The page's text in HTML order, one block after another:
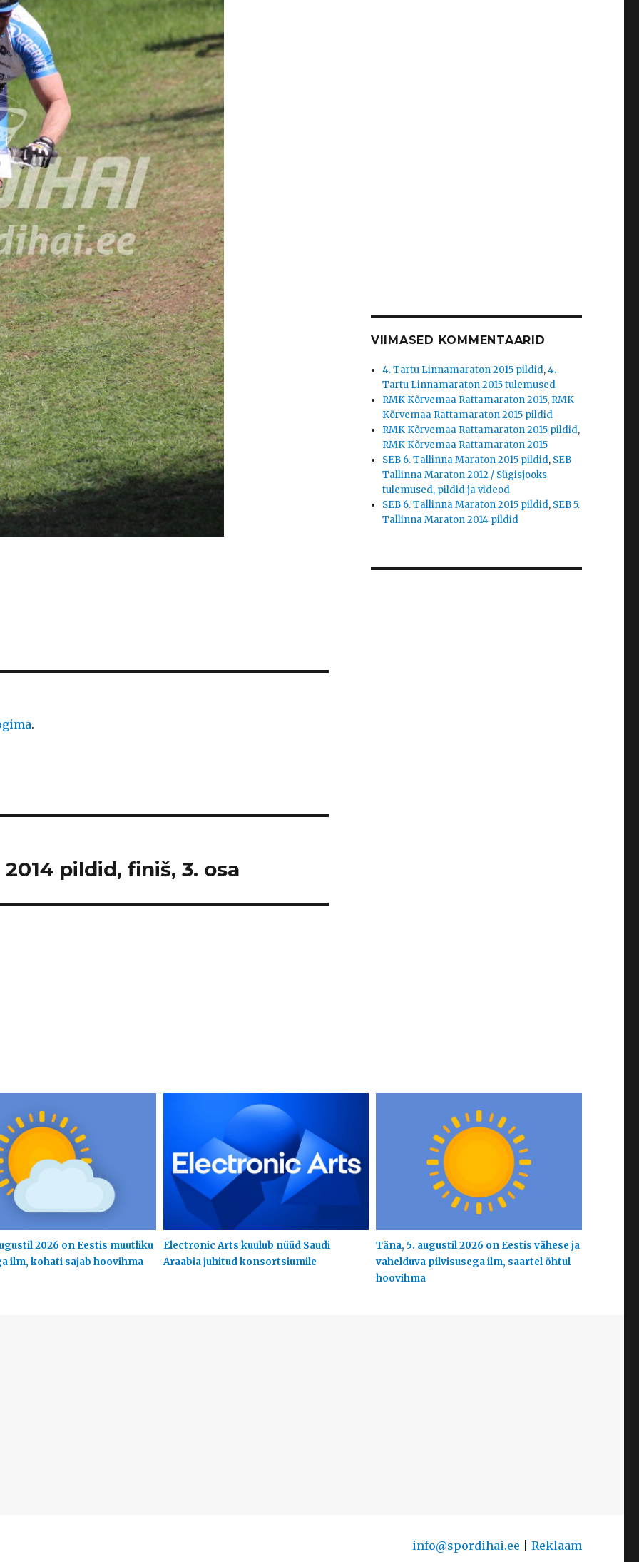
.
pildid, finiš, 3. osa
VIIMASED KOMMENTAARID
4. Tartu Linnamaraton 2015 pildid,4.
Tartu Linnamaraton 2015 tulemused
RMK Kõrvemaa Rattamaraton 2015, RMK
Kõrvemaa Rattamaraton 2015 pildid
RMK Kõrvemaa Rattamaraton 2015 pildid,
RMK Kõrvemaa Rattamaraton 2015
SEB 6. Tallinna Maraton 2015 pildid, SEB
Tallinna Maraton 2012 / Sügisjooks
tulemused, pildid ja videod
SEB 6. Tallinna Maraton 2015 pildid, SEB 5.
Tallinna Maraton 2014 pildid
2026 on Eestis muutliku
ilm, kohati sajab hoovihma
Electronic Arts kuulub nüüd Saudi
Araabia juhitud konsortsiumile
Täna, 5. augustil 2026 on Eestis vähese ja
vahelduva pilvisusega ilm, saartel õhtul
hoovihma
info@spordihai.ee Reklaam